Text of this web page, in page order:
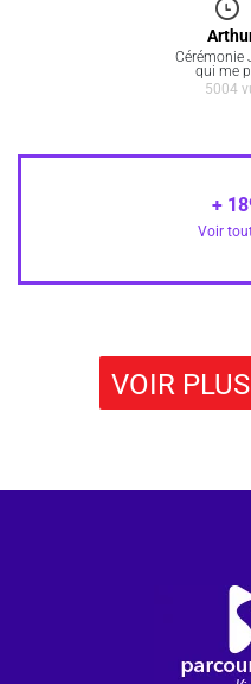
Cérémonie
qui me
5004
+
Voir
VOIR